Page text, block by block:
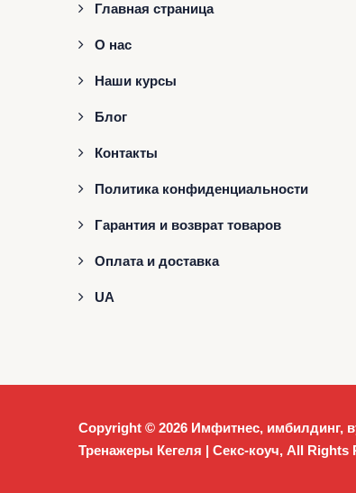
Главная страница
О нас
Наши курсы
Блог
Контакты
Политика конфиденциальности
Гарантия и возврат товаров
Оплата и доставка
UA
Copyright © 2026 Имфитнес, имбилдинг,
Тренажеры Кегеля | Секс-коуч, All Rights